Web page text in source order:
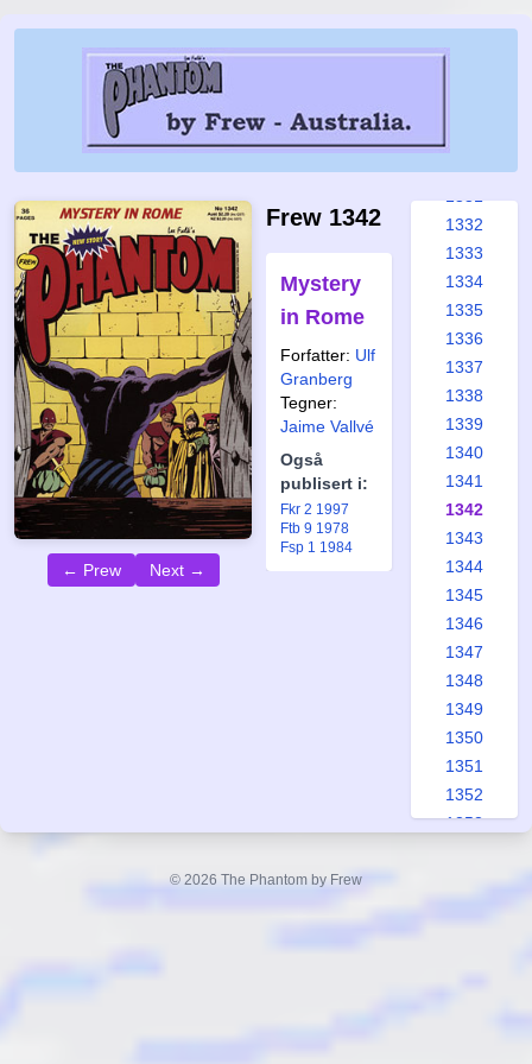
← Prew Next →
Frew 1342
Mystery
in Rome
Forfatter: Ulf
Granberg
Tegner:
Jaime Vallvé
Også
publisert i:
Fkr 2 1997
Ftb 9 1978
Fsp 1 1984
1325
1326
1332
1333
1334
1335
1336
1337
1338
1339
1340
1341
1342
1343
1344
1345
1346
1347
1348
1349
1350
1351
1352
1353
© 2026 The Phantom by Frew